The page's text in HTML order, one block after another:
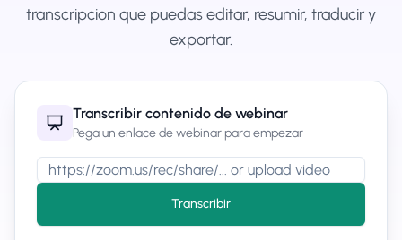
transcripcion que puedas editar, resumir, traducir y
exportar.
Transcribir contenido de webinar
Pega un enlace de webinar para empezar
Transcribir